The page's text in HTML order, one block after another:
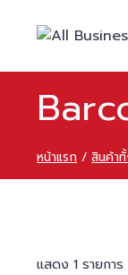
หน้าแรก / สินค้า
แสดง 1 รายการ